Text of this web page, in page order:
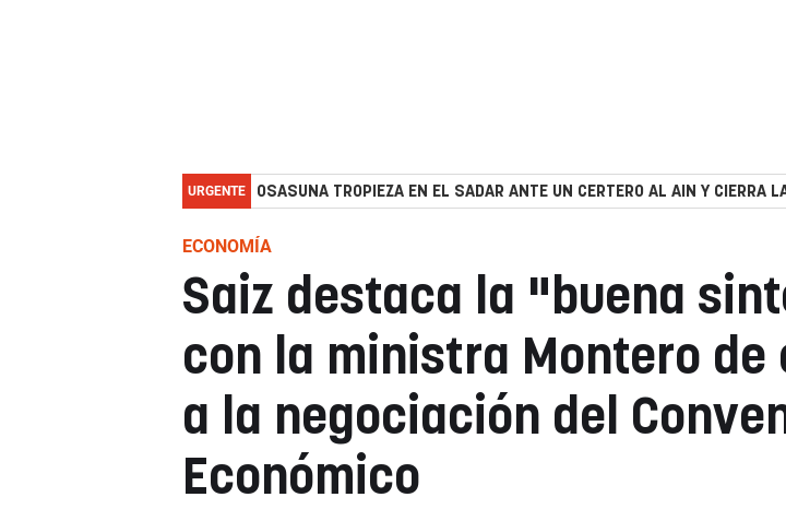
URGENTE OSASUNA TROPIEZA EN EL SADAR ANTE UN CERTERO AL AIN Y CIERRA
ECONOMÍA
Saiz destaca la "buena
con la ministra Montero de
a la negociación del
Económico